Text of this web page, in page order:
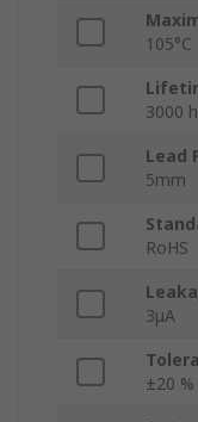
105°C
3000 h
Lead
5mm
RoHS
3μA
±20 %